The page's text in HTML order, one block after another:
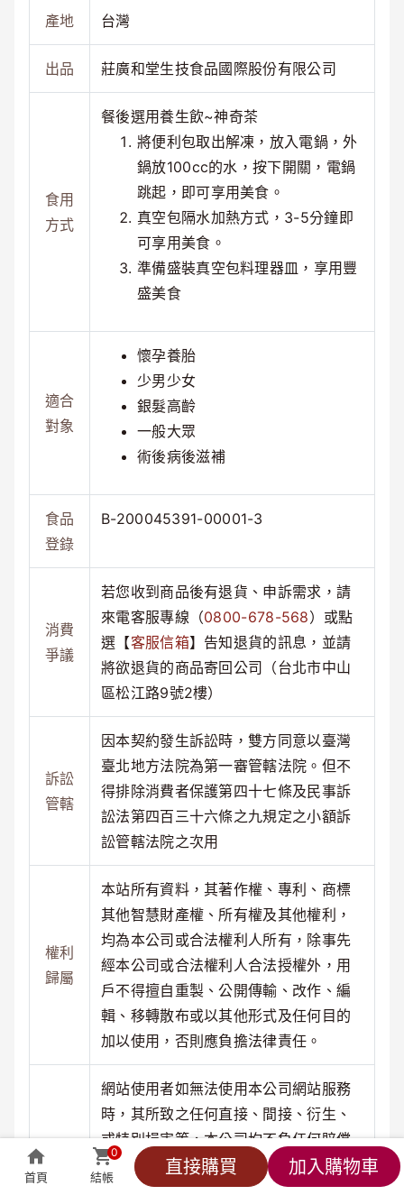
首頁 結帳
0
直接購買 加入購物車
產地 台灣
出品 莊廣和堂生技食品國際股份有限公司
食用
方式
餐後選用養生飲~神奇茶
將便利包取出解凍，放入電鍋，外
鍋放100cc的水，按下開關，電鍋
跳起，即可享用美食。
真空包隔水加熱方式，3-5分鐘即
可享用美食。
準備盛裝真空包料理器皿，享用豐
盛美食
適合
對象
懷孕養胎
少男少女
銀髮高齡
一般大眾
術後病後滋補
食品
登錄
B-200045391-00001-3
消費
爭議
若您收到商品後有退貨、申訴需求，請
來電客服專線（0800-678-568）或點
選【客服信箱】告知退貨的訊息，並請
將欲退貨的商品寄回公司（台北市中山
區松江路9號2樓）
訴訟
管轄
因本契約發生訴訟時，雙方同意以臺灣
臺北地方法院為第一審管轄法院。但不
得排除消費者保護第四十七條及民事訴
訟法第四百三十六條之九規定之小額訴
訟管轄法院之次用
權利
歸屬
本站所有資料，其著作權、專利、商標
其他智慧財產權、所有權及其他權利，
均為本公司或合法權利人所有，除事先
經本公司或合法權利人合法授權外，用
戶不得擅自重製、公開傳輸、改作、編
輯、移轉散布或以其他形式及任何目的
加以使用，否則應負擔法律責任。
網站使用者如無法使用本公司網站服務
時，其所致之任何直接、間接、衍生、
或特別損害等，本公司均不負任何賠償
責任。若網站使用者使用之服務係屬有
價者，本公司僅於網站使用者所付對價